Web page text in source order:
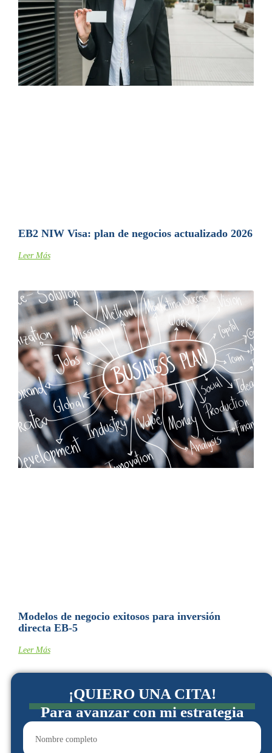
EB2 NIW Visa: plan de negocios actualizado 2026
Leer Más
Modelos de negocio exitosos para inversión
directa EB-5
Leer Más
¡QUIERO UNA CITA!
Para avanzar con mi estrategia